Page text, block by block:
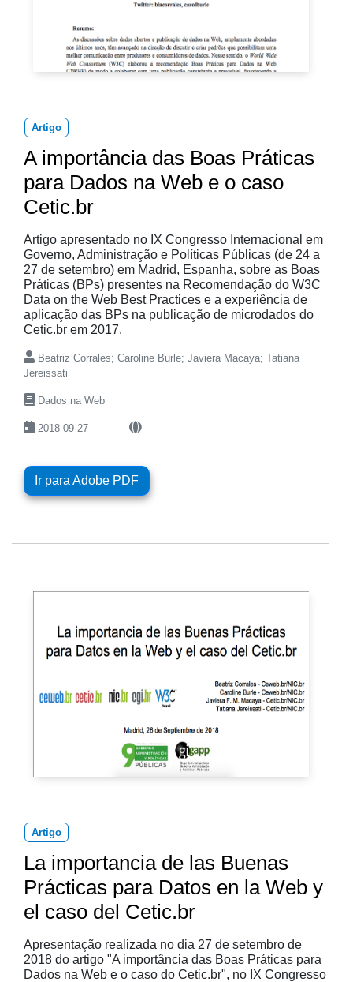
Artigo
A importância das Boas Práticas
para Dados na Web e o caso
Cetic.br
Artigo apresentado no IX Congresso Internacional em
Governo, Administração e Políticas Públicas (de 24 a
27 de setembro) em Madrid, Espanha, sobre as Boas
Práticas (BPs) presentes na Recomendação do W3C
Data on the Web Best Practices e a experiência de
aplicação das BPs na publicação de microdados do
Cetic.br em 2017.
Beatriz Corrales; Caroline Burle; Javiera Macaya; Tatiana
Jereissati
Dados na Web
2018-09-27
Ir para Adobe PDF
Artigo
La importancia de las Buenas
Prácticas para Datos en la Web y
el caso del Cetic.br
Apresentação realizada no dia 27 de setembro de
2018 do artigo "A importância das Boas Práticas para
Dados na Web e o caso do Cetic.br", no IX Congresso